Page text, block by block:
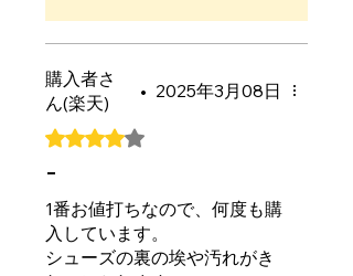
購入者さ
ん(楽天)
• 2025年3月08日
評等為 4（最高為 5 顆星）。
-
1番お値打ちなので、何度も購
入しています。
シューズの裏の埃や汚れがき